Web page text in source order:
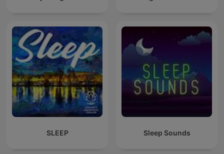
SLEEP Sleep Sounds